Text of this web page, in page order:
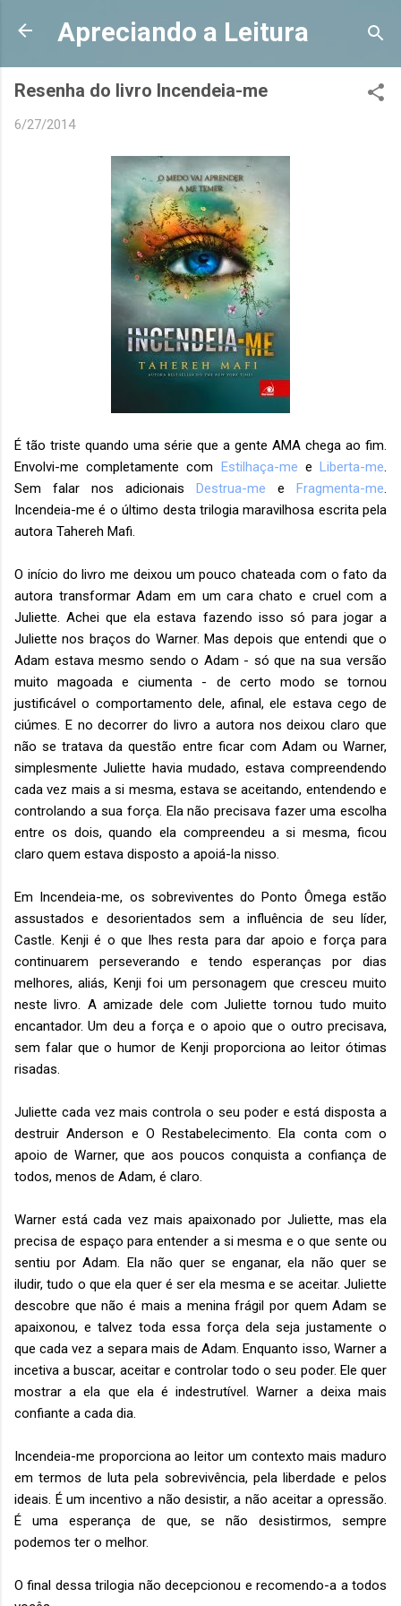
Pular para o conteúdo principal
Apreciando a Leitura
Resenha do livro Incendeia-me
6/27/2014
É tão triste quando uma série que a gente AMA chega ao fim.
Envolvi-me completamente com Estilhaça-me eLiberta-me
Sem falar nos adicionais Destrua-me e Fragmenta-me
Incendeia-me é o último desta trilogia maravilhosa escrita pela
autora Tahereh Mafi.
O início do livro me deixou um pouco chateada com o fato da
autora transformar Adam em um cara chato e cruel com a
Juliette. Achei que ela estava fazendo isso só para jogar a
Juliette nos braços do Warner. Mas depois que entendi que o
Adam estava mesmo sendo o Adam - só que na sua versão
muito magoada e ciumenta - de certo modo se tornou
justificável o comportamento dele, afinal, ele estava cego de
ciúmes. E no decorrer do livro a autora nos deixou claro que
não se tratava da questão entre ficar com Adam ou Warner,
simplesmente Juliette havia mudado, estava compreendendo
cada vez mais a si mesma, estava se aceitando, entendendo e
controlando a sua força. Ela não precisava fazer uma escolha
entre os dois, quando ela compreendeu a si mesma, ficou
claro quem estava disposto a apoiá-la nisso.
Em Incendeia-me, os sobreviventes do Ponto Ômega estão
assustados e desorientados sem a influência de seu líder,
Castle. Kenji é o que lhes resta para dar apoio e força para
continuarem perseverando e tendo esperanças por dias
melhores, aliás, Kenji foi um personagem que cresceu muito
neste livro. A amizade dele com Juliette tornou tudo muito
encantador. Um deu a força e o apoio que o outro precisava,
sem falar que o humor de Kenji proporciona ao leitor ótimas
risadas.
Juliette cada vez mais controla o seu poder e está disposta a
destruir Anderson e O Restabelecimento. Ela conta com o
apoio de Warner, que aos poucos conquista a confiança de
todos, menos de Adam, é claro.
Warner está cada vez mais apaixonado por Juliette, mas ela
precisa de espaço para entender a si mesma e o que sente ou
sentiu por Adam. Ela não quer se enganar, ela não quer se
iludir, tudo o que ela quer é ser ela mesma e se aceitar. Juliette
descobre que não é mais a menina frágil por quem Adam se
apaixonou, e talvez toda essa força dela seja justamente o
que cada vez a separa mais de Adam. Enquanto isso, Warner a
incetiva a buscar, aceitar e controlar todo o seu poder. Ele quer
mostrar a ela que ela é indestrutível. Warner a deixa mais
confiante a cada dia.
Incendeia-me proporciona ao leitor um contexto mais maduro
em termos de luta pela sobrevivência, pela liberdade e pelos
ideais. É um incentivo a não desistir, a não aceitar a opressão.
É uma esperança de que, se não desistirmos, sempre
podemos ter o melhor.
O final dessa trilogia não decepcionou e recomendo-a a todos